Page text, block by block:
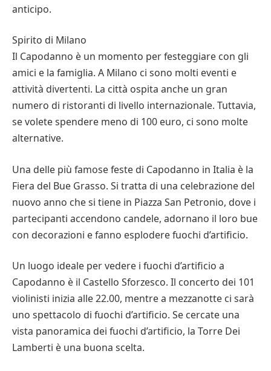
anticipo.
Spirito di Milano
Il Capodanno è un momento per festeggiare con gli
amici e la famiglia. A Milano ci sono molti eventi e
attività divertenti. La città ospita anche un gran
numero di ristoranti di livello internazionale. Tuttavia,
se volete spendere meno di 100 euro, ci sono molte
alternative.
Una delle più famose feste di Capodanno in Italia è la
Fiera del Bue Grasso. Si tratta di una celebrazione del
nuovo anno che si tiene in Piazza San Petronio, dove i
partecipanti accendono candele, adornano il loro bue
con decorazioni e fanno esplodere fuochi d’artificio.
Un luogo ideale per vedere i fuochi d’artificio a
Capodanno è il Castello Sforzesco. Il concerto dei 101
violinisti inizia alle 22.00, mentre a mezzanotte ci sarà
uno spettacolo di fuochi d’artificio. Se cercate una
vista panoramica dei fuochi d’artificio, la Torre Dei
Lamberti è una buona scelta.